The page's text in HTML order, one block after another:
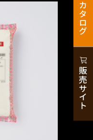
カタログ
販売サイト